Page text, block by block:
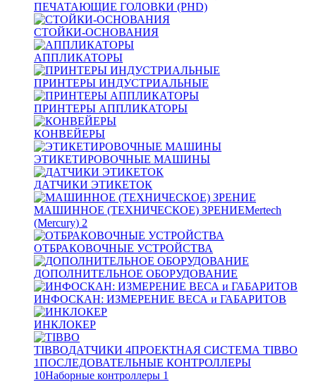
ПЕЧАТАЮЩИЕ ГОЛОВКИ (PHD)
СТОЙКИ-ОСНОВАНИЯ
АППЛИКАТОРЫ
ПРИНТЕРЫ ИНДУСТРИАЛЬНЫЕ
ПРИНТЕРЫ АППЛИКАТОРЫ
КОНВЕЙЕРЫ
ЭТИКЕТИРОВОЧНЫЕ МАШИНЫ
ДАТЧИКИ ЭТИКЕТОК
МАШИННОЕ (ТЕХНИЧЕСКОЕ) ЗРЕНИЕMertech
(Mercury) 2
ОТБРАКОВОЧНЫЕ УСТРОЙСТВА
ДОПОЛНИТЕЛЬНОЕ ОБОРУДОВАНИЕ
ИНФОСКАН: ИЗМЕРЕНИЕ ВЕСА и ГАБАРИТОВ
ИНКЛОКЕР
TIBBOДАТЧИКИ 4ПРОЕКТНАЯ СИСТЕМА TIBBO
1ПОСЛЕДОВАТЕЛЬНЫЕ КОНТРОЛЛЕРЫ
10Наборные контроллеры 1